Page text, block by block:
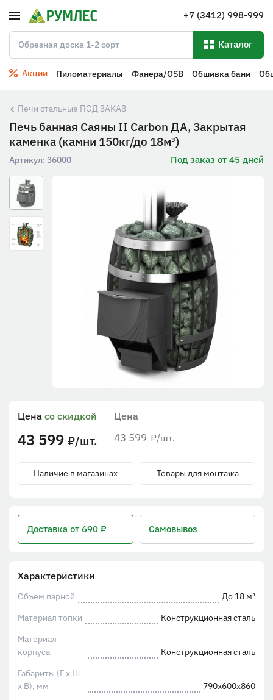
+7 (3412) 998-999
Каталог
Акции Пиломатериалы Фанера/OSB Обшивка бани
Печи стальные ПОД ЗАКАЗ
Печь банная Саяны II Carbon ДА, Закрытая
каменка (камни 150кг/до 18м³)
Артикул: 36000 Под заказ от 45 дней
Характеристики
Объем парной
До 18 м³
Материал топки
Конструкционная сталь
Материал
корпуса
Конструкционная сталь
Габариты (Г х Ш
х В), мм
790х600х860
Цена
43 599 ₽/шт.
Цена со скидкой
43 599 ₽/шт.
Наличие в магазинах Товары для монтажа
Доставка от 690 ₽ Самовывоз